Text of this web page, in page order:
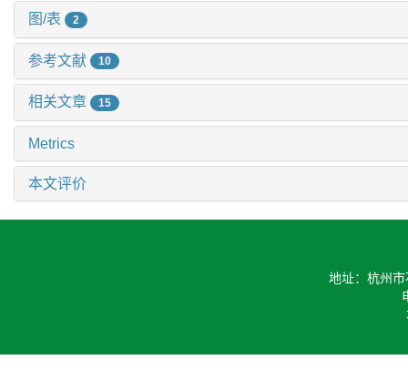
图/表 2
参考文献 10
相关文章 15
Metrics
本文评价
地址：杭州